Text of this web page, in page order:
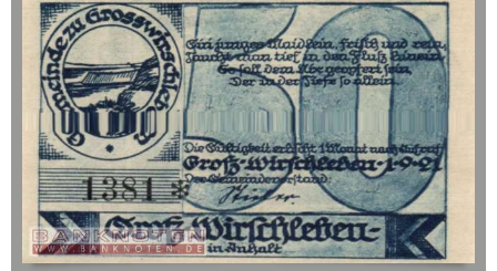
geht oder beschädigt wird.
Absolute Zuverlässigkeit:sowohl in
puncto Service als auch in der Qualität
unserer Banknoten
Möchten Sie Banknoten
verkaufen?
Dann sind Sie bei uns genau richtig
Senden Sie uns einfach ein
Übersichtsbild Ihrer Banknoten an
info@banknoten.de.
Grömitz
Groß Nordende
Groß-Flottbeck
Groß-Poritsch
Groß-Salze
Groß-Wirschleben
Großbreitenbach
Großenhain